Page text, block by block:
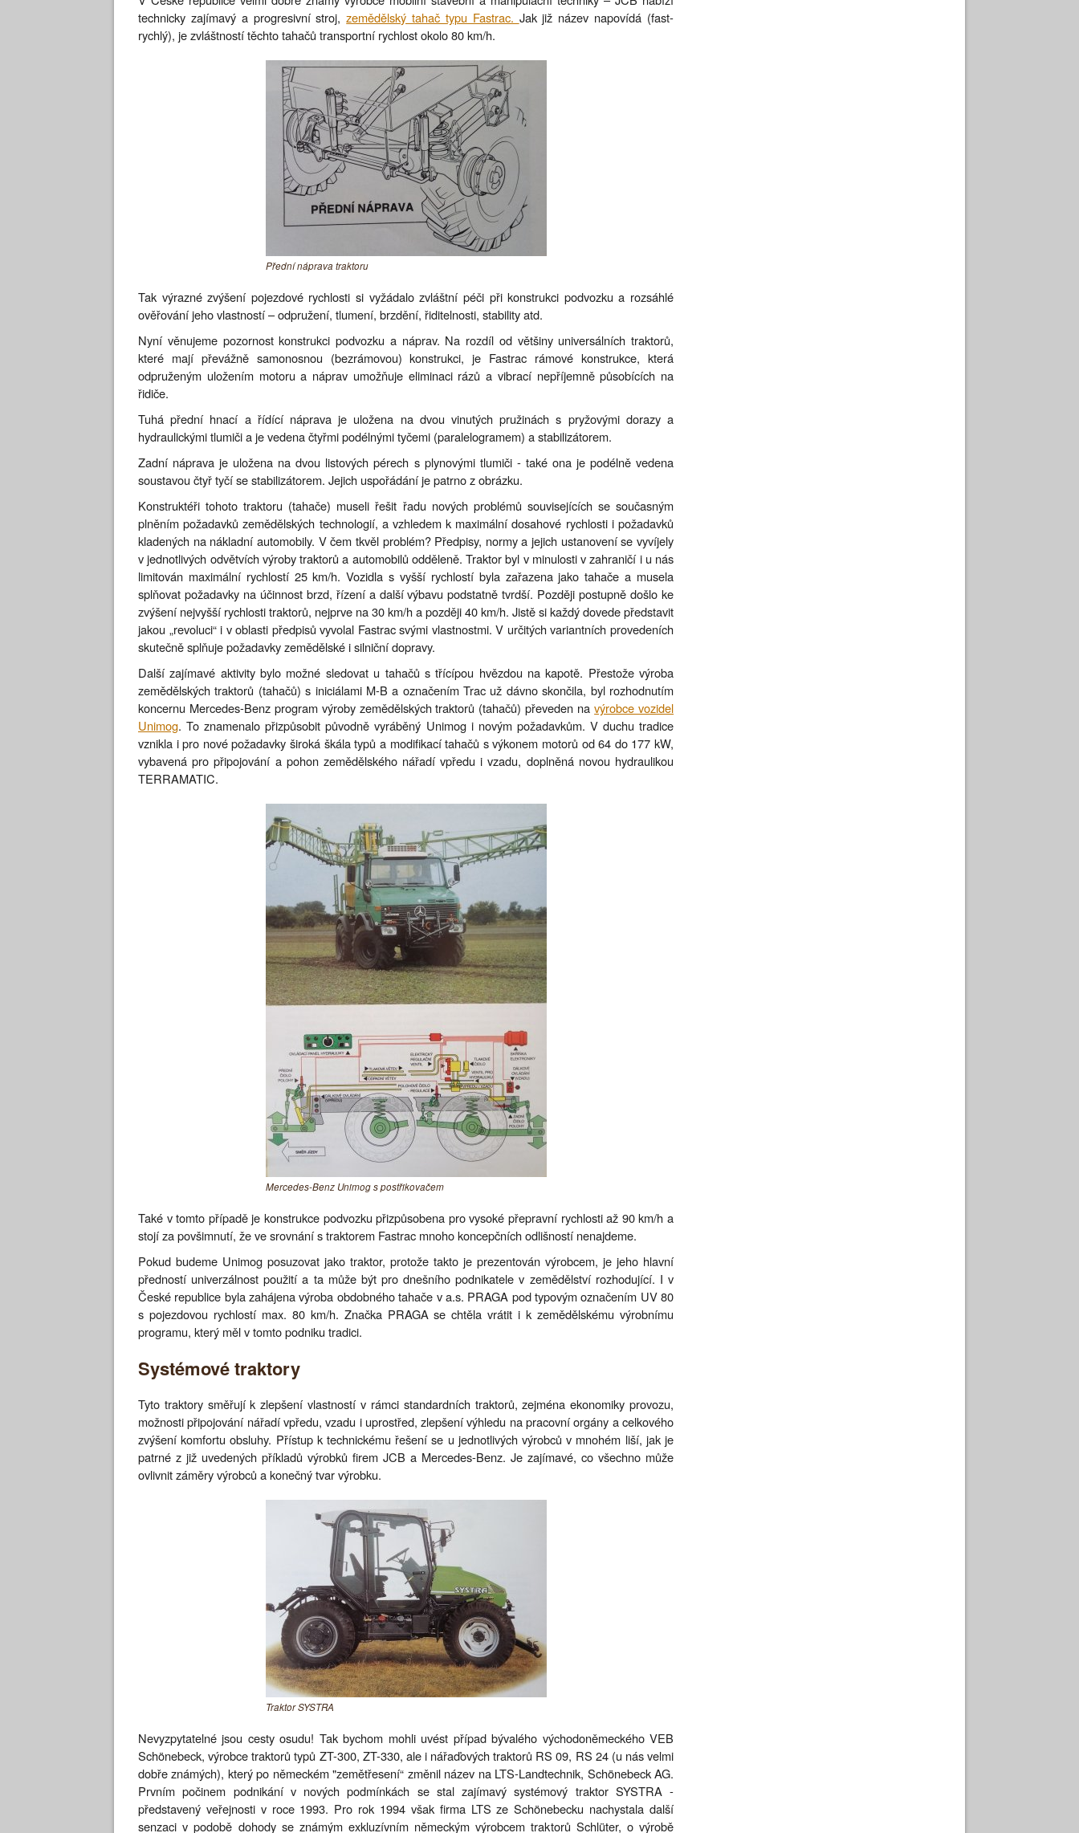
technicky zajímavý a progresivní stroj,zemědělský tahač typu Fastrac. Jak již název napovídá (fast-
rychlý), je zvláštností těchto tahačů transportní rychlost okolo 80 km/h.
Přední náprava traktoru
Tak výrazné zvýšení pojezdové rychlosti si vyžádalo zvláštní péči při konstrukci podvozku a rozsáhlé
ověřování jeho vlastností – odpružení, tlumení, brzdění, řiditelnosti, stability atd.
Nyní věnujeme pozornost konstrukci podvozku a náprav. Na rozdíl od většiny universálních traktorů,
které mají převážně samonosnou (bezrámovou) konstrukci, je Fastrac rámové konstrukce, která
odpruženým uložením motoru a náprav umožňuje eliminaci rázů a vibrací nepříjemně působících na
řidiče.
Tuhá přední hnací a řídící náprava je uložena na dvou vinutých pružinách s pryžovými dorazy a
hydraulickými tlumiči a je vedena čtyřmi podélnými tyčemi (paralelogramem) a stabilizátorem.
Zadní náprava je uložena na dvou listových pérech s plynovými tlumiči - také ona je podélně vedena
soustavou čtyř tyčí se stabilizátorem. Jejich uspořádání je patrno z obrázku.
Konstruktéři tohoto traktoru (tahače) museli řešit řadu nových problémů souvisejících se současným
plněním požadavků zemědělských technologií, a vzhledem k maximální dosahové rychlosti i požadavků
kladených na nákladní automobily. V čem tkvěl problém? Předpisy, normy a jejich ustanovení se vyvíjely
v jednotlivých odvětvích výroby traktorů a automobilů odděleně. Traktor byl v minulosti v zahraničí i u nás
limitován maximální rychlostí 25 km/h. Vozidla s vyšší rychlostí byla zařazena jako tahače a musela
splňovat požadavky na účinnost brzd, řízení a další výbavu podstatně tvrdší. Později postupně došlo ke
zvýšení nejvyšší rychlosti traktorů, nejprve na 30 km/h a později 40 km/h. Jistě si každý dovede představit
jakou „revoluci“ i v oblasti předpisů vyvolal Fastrac svými vlastnostmi. V určitých variantních provedeních
skutečně splňuje požadavky zemědělské i silniční dopravy.
Další zajímavé aktivity bylo možné sledovat u tahačů s třícípou hvězdou na kapotě. Přestože výroba
zemědělských traktorů (tahačů) s iniciálami M-B a označením Trac už dávno skončila, byl rozhodnutím
koncernu Mercedes-Benz program výroby zemědělských traktorů (tahačů) převeden navýrobce vozidel
Unimog. To znamenalo přizpůsobit původně vyráběný Unimog i novým požadavkům. V duchu tradice
vznikla i pro nové požadavky široká škála typů a modifikací tahačů s výkonem motorů od 64 do 177 kW,
vybavená pro připojování a pohon zemědělského nářadí vpředu i vzadu, doplněná novou hydraulikou
TERRAMATIC.
Mercedes-Benz Unimog s postřikovačem
Také v tomto případě je konstrukce podvozku přizpůsobena pro vysoké přepravní rychlosti až 90 km/h a
stojí za povšimnutí, že ve srovnání s traktorem Fastrac mnoho koncepčních odlišností nenajdeme.
Pokud budeme Unimog posuzovat jako traktor, protože takto je prezentován výrobcem, je jeho hlavní
předností univerzálnost použití a ta může být pro dnešního podnikatele v zemědělství rozhodující. I v
České republice byla zahájena výroba obdobného tahače v a.s. PRAGA pod typovým označením UV 80
s pojezdovou rychlostí max. 80 km/h. Značka PRAGA se chtěla vrátit i k zemědělskému výrobnímu
programu, který měl v tomto podniku tradici.
Systémové traktory
Tyto traktory směřují k zlepšení vlastností v rámci standardních traktorů, zejména ekonomiky provozu,
možnosti připojování nářadí vpředu, vzadu i uprostřed, zlepšení výhledu na pracovní orgány a celkového
zvýšení komfortu obsluhy. Přístup k technickému řešení se u jednotlivých výrobců v mnohém liší, jak je
patrné z již uvedených příkladů výrobků firem JCB a Mercedes-Benz. Je zajímavé, co všechno může
ovlivnit záměry výrobců a konečný tvar výrobku.
Traktor SYSTRA
Nevyzpytatelné jsou cesty osudu! Tak bychom mohli uvést případ bývalého východoněmeckého VEB
Schönebeck, výrobce traktorů typů ZT-300, ZT-330, ale i nářaďových traktorů RS 09, RS 24 (u nás velmi
dobře známých), který po německém "zemětřesení“ změnil název na LTS-Landtechnik, Schönebeck AG.
Prvním počinem podnikání v nových podmínkách se stal zajímavý systémový traktor SYSTRA -
představený veřejnosti v roce 1993. Pro rok 1994 však firma LTS ze Schönebecku nachystala další
senzaci v podobě dohody se známým exkluzívním německým výrobcem traktorů Schlüter, o výrobě